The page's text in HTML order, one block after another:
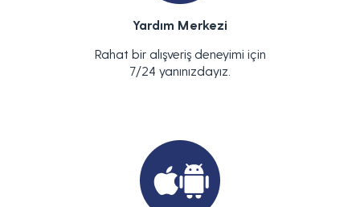
Yardım Merkezi
Rahat bir alışveriş deneyimi için
7/24 yanınızdayız.